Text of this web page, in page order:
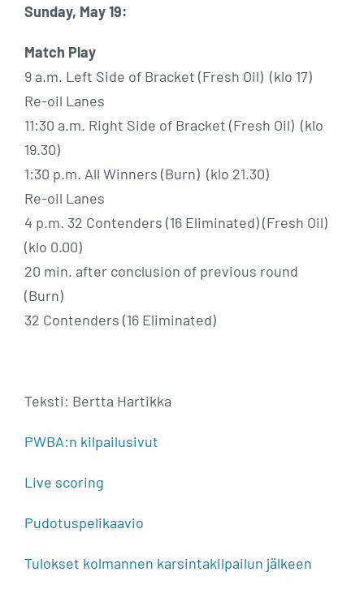
Sunday, May 19:
Match Play
9 a.m. Left Side of Bracket (Fresh Oil) (klo 17)
Re-oil Lanes
11:30 a.m. Right Side of Bracket (Fresh Oil) (klo
19.30)
1:30 p.m. All Winners (Burn) (klo 21.30)
Re-oil Lanes
4 p.m. 32 Contenders (16 Eliminated) (Fresh Oil)
(klo 0.00)
20 min. after conclusion of previous round
(Burn)
32 Contenders (16 Eliminated)
Teksti: Bertta Hartikka
PWBA:n kilpailusivut
Live scoring
Pudotuspelikaavio
Tulokset kolmannen karsintakilpailun jälkeen